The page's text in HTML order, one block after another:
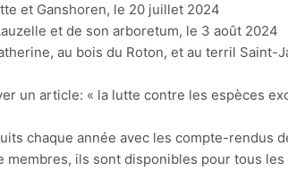
et Ganshoren, le 20 juillet 2024
et de son arboretum, le 3 août 2024
au bois du Roton, et au terril Saint-
un article: « la lutte contre les espèces
chaque année avec les compte-rendus
ils sont disponibles pour tous